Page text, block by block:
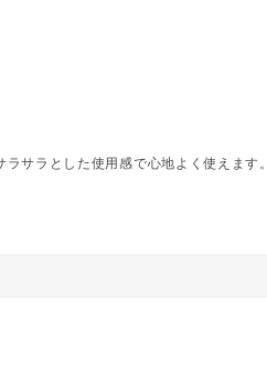
サラとした使用感で心地よく使えます。